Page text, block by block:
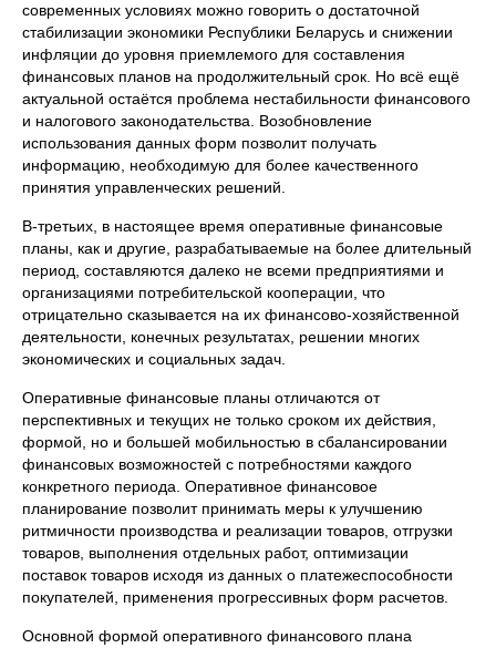
современных условиях можно говорить о достаточной
стабилизации экономики Республики Беларусь и снижении
инфляции до уровня приемлемого для составления
финансовых планов на продолжительный срок. Но всё ещё
актуальной остаётся проблема нестабильности финансового
и налогового законодательства. Возобновление
использования данных форм позволит получать
информацию, необходимую для более качественного
принятия управленческих решений.
В-третьих, в настоящее время оперативные финансовые
пла­ны, как и другие, разрабатываемые на более длительный
период, сос­тавляются далеко не всеми предприятиями и
организациями потре­бительской кооперации, что
отрицательно сказывается на их финан­сово-хозяйственной
деятельности, конечных результатах, решении многих
экономических и социальных задач.
Оперативные финансовые планы отличаются от
перспективных и текущих не только сроком их действия,
формой, но и большей мобильностью в сбалансировании
финансовых возможностей с потреб­ностями каждого
конкретного периода. Оперативное финансовое
планирование позволит принимать меры к улучшению
ритмич­ности производства и реализации товаров, отгрузки
товаров, выпол­нения отдельных работ, оптимизации
поставок товаров исходя из данных о платежеспособности
покупателей, применения прогрес­сивных форм расчетов.
Основной формой оперативного финансового плана